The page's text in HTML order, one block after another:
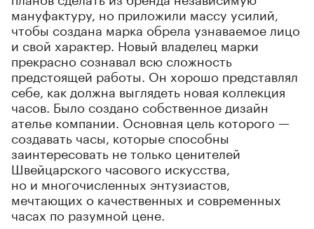
мануфактуру, но приложили массу усилий,
чтобы создана марка обрела узнаваемое лицо
и свой характер. Новый владелец марки
прекрасно сознавал всю сложность
предстоящей работы. Он хорошо представлял
себе, как должна выглядеть новая коллекция
часов. Было создано собственное дизайн
ателье компании. Основная цель которого —
создавать часы, которые способны
заинтересовать не только ценителей
Швейцарского часового искусства,
но и многочисленных энтузиастов,
мечтающих о качественных и современных
часах по разумной цене.